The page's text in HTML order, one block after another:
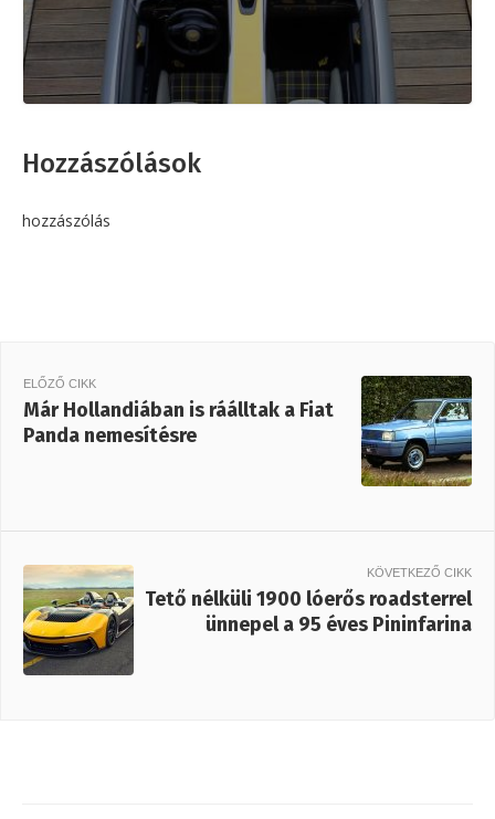
Hozzászólások
hozzászólás
ELŐZŐ CIKK
Már Hollandiában is ráálltak a Fiat
Panda nemesítésre
KÖVETKEZŐ CIKK
Tető nélküli 1900 lóerős roadsterrel
ünnepel a 95 éves Pininfarina